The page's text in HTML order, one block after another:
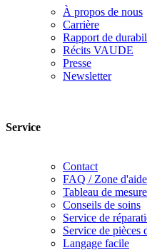
À propos de nous
Carrière
Rapport de
Récits VAUDE
Presse
Newsletter
Service
Contact
FAQ / Zone d'aide
Tableau de
Conseils de soins
Service de
Service de pièces
Langage facile